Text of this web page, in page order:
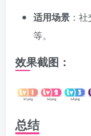
适用场景 ：
等。
效果截图：
总结